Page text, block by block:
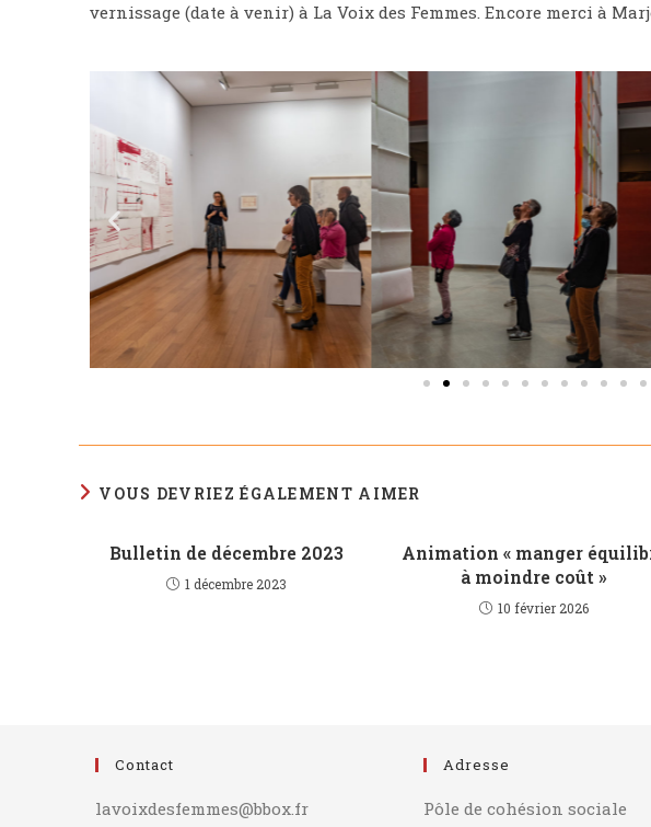
vernissage (date à venir) à La Voix des Femmes. Encore merci à
VOUS DEVRIEZ ÉGALEMENT AIMER
Bulletin de décembre 2023
1 décembre 2023
Animation « manger
à moindre coût »
10 février 2026
Contact
lavoixdesfemmes@bbox.fr
Adresse
Pôle de cohésion sociale